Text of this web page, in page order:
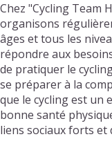
Chez "Cycling Team
organisons
âges et tous les
répondre aux
de pratiquer le
se préparer à la
que le cycling est un
bonne santé
liens sociaux forts et